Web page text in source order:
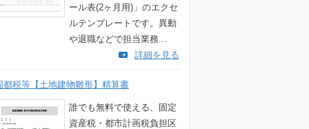
ール表(2ヶ月用)」のエクセ
ルテンプレートです。異動
や退職などで担当業務...
詳細を見る
都税等【土地建物雛形】精算書
誰でも無料で使える、固定
資産税・都市計画税負担区